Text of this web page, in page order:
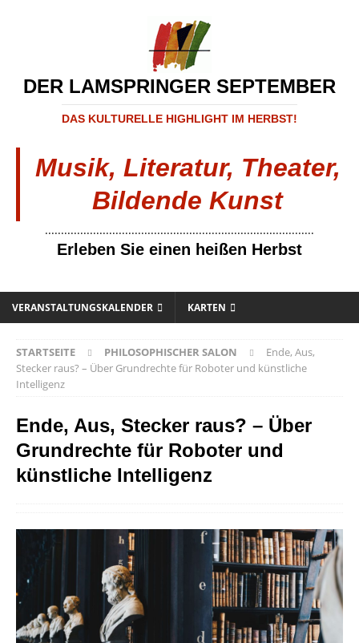
DER LAMSPRINGER SEPTEMBER
DAS KULTURELLE HIGHLIGHT IM HERBST!
Musik, Literatur, Theater,
Bildende Kunst
....................................................................................
Erleben Sie einen heißen Herbst
VERANSTALTUNGSKALENDER KARTEN
STARTSEITE PHILOSOPHISCHER SALON
Ende, Aus,
Stecker raus? – Über Grundrechte für Roboter und künstliche
Intelligenz
Ende, Aus, Stecker raus? – Über
Grundrechte für Roboter und
künstliche Intelligenz